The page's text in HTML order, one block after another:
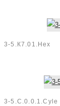
3-5.К7.01.hex
3-5.C.0.0.1.cyle